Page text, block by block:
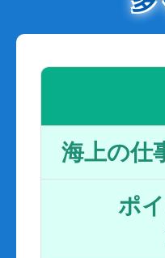
海上の仕
ポ